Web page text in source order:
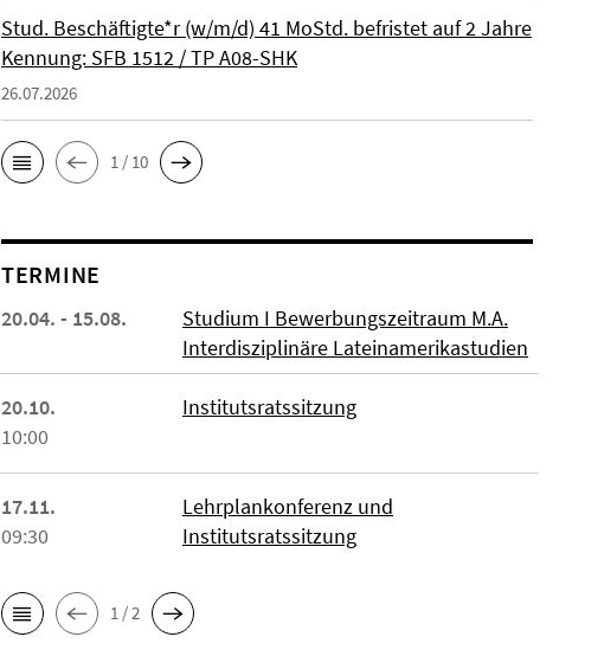
Stud. Beschäftigte*r (w/m/d) 41 MoStd. befristet auf 2 Jahre
Kennung: SFB 1512 / TP A08-SHK
26.07.2026
1 / 10
TERMINE
20.04. - 15.08.
Studium I Bewerbungszeitraum M.A.
Interdisziplinäre Lateinamerikastudien
20.10.
10:00
Institutsratssitzung
17.11.
09:30
Lehrplankonferenz und
Institutsratssitzung
1 / 2